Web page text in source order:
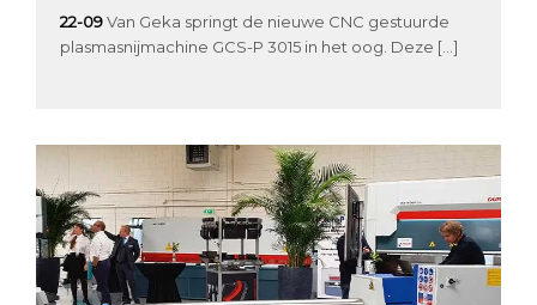
22-09 Van Geka springt de nieuwe CNC gestuurde
plasmasnijmachine GCS-P 3015 in het oog. Deze […]